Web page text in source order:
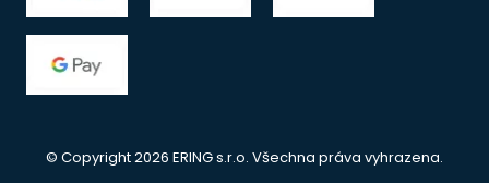
© Copyright 2026 ERING s.r.o. Všechna práva vyhrazena.